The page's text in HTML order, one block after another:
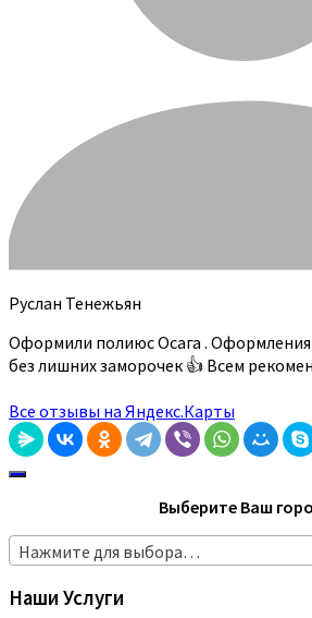
Руслан Тенежьян
Оформили полиюс Осага .
без лишних заморочек 👍 Всем
Все отзывы на Яндекс.Карты
Выберите Ваш
Нажмите для выбора…
Наши Услуги